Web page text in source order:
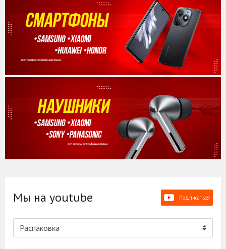
Мы на youtube Подписаться